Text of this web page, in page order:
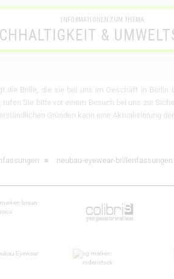
INFORMATIONEN ZUM THEMA
&
die Brille, die sie bei uns im Geschäft in
Sie bitte vor einem Besuch bei uns zur
Gründen kann eine Aktualisierung
■ neubau-eyewear-brillenfassungen